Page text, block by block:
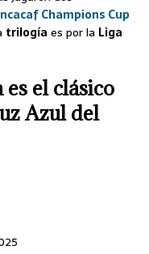
Champions Cup
trilogía es por la Liga
el clásico
Azul del